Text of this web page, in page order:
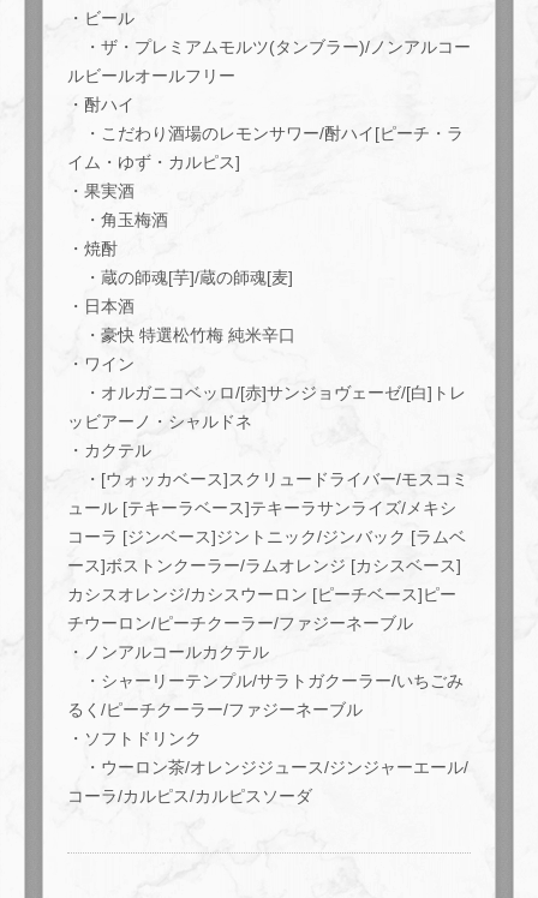
・ビール
・ザ・プレミアムモルツ(タンブラー)/ノンアルコー
ルビールオールフリー
・酎ハイ
・こだわり酒場のレモンサワー/酎ハイ[ピーチ・ラ
イム・ゆず・カルピス]
・果実酒
・角玉梅酒
・焼酎
・蔵の師魂[芋]/蔵の師魂[麦]
・日本酒
・豪快 特選松竹梅 純米辛口
・ワイン
・オルガニコベッロ/[赤]サンジョヴェーゼ/[白]トレ
ッビアーノ・シャルドネ
・カクテル
・[ウォッカベース]スクリュードライバー/モスコミ
ュール [テキーラベース]テキーラサンライズ/メキシ
コーラ [ジンベース]ジントニック/ジンバック [ラムベ
ース]ボストンクーラー/ラムオレンジ [カシスベース]
カシスオレンジ/カシスウーロン [ピーチベース]ピー
チウーロン/ピーチクーラー/ファジーネーブル
・ノンアルコールカクテル
・シャーリーテンプル/サラトガクーラー/いちごみ
るく/ピーチクーラー/ファジーネーブル
・ソフトドリンク
・ウーロン茶/オレンジジュース/ジンジャーエール/
コーラ/カルピス/カルピスソーダ
この店舗情報をシェアする
【90分飲み放題】◇全41種類のドリンクメニューを楽しめ
る単品飲み放題/2500円 | イタリアンバル Auguri 富田林
大阪府富田林市久野喜台２丁目4-18 1階
https://italianbar-auguri.owst.jp/courses/196435605
お店情報をコピー